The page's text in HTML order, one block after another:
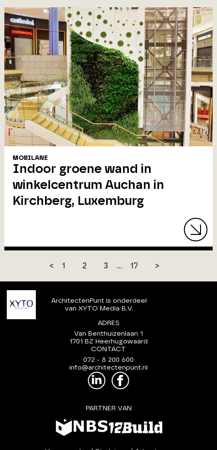
MOBILANE
Indoor groene wand in
winkelcentrum Auchan in
Kirchberg, Luxemburg
< 1 2 3 ... 17 >
ArchitectenPunt is onderdeel
van XYTO Media B.V.
ADRES
Van Benthuizenlaan 1
1701 BZ Heerhugowaard
CONTACT
072 - 8 200 600
info@architectenpunt.nl
PARTNER VAN